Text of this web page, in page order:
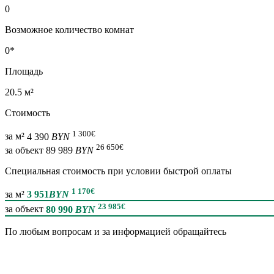
0
Возможное количество комнат
0*
Площадь
20.5 м²
Стоимость
за м² 4 390 BYN 1 300€
за объект 89 989 BYN 26 650€
Специальная cтоимость при условии быстрой оплаты
за м² 3 951BYN 1 170€
за объект 80 990 BYN 23 985€
По любым вопросам и за информацией обращайтесь